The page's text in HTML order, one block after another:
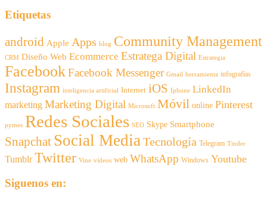
Etiquetas
android Apple Apps blog Community Management
CRM Diseño Web Ecommerce Estratega Digital Estrategia
FacebookFacebook Messenger Gmail herramienta infografías
Instagram inteligencia artificial Internet iOS Iphone LinkedIn
marketing Marketing Digital Microsoft Móvil online Pinterest
pymes Redes Sociales SEO Skype Smartphone
Snapchat Social Media Tecnología Telegram Tinder
Tumblr Twitter Vine vídeos web WhatsApp Windows Youtube
Siguenos en: